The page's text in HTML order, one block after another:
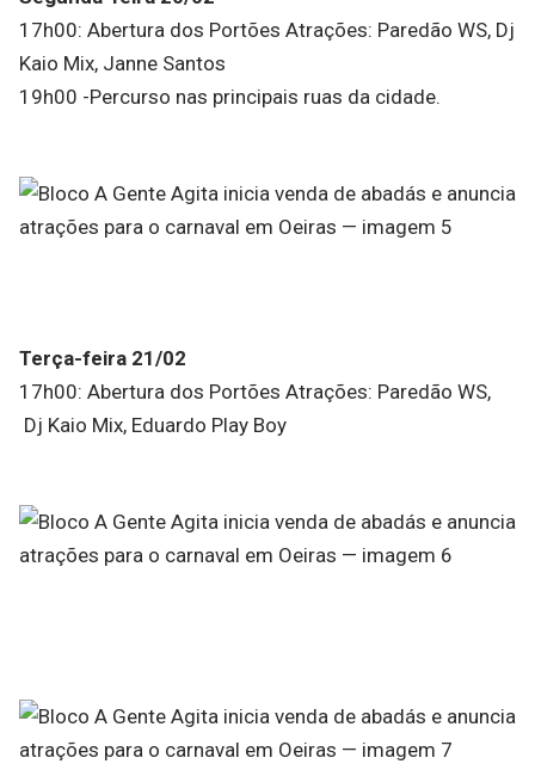
17h00: Abertura dos Portões Atrações: Paredão WS, Dj
Kaio Mix, Janne Santos
19h00 -Percurso nas principais ruas da cidade.
Terça-feira 21/02
17h00: Abertura dos Portões Atrações: Paredão WS,
Dj Kaio Mix, Eduardo Play Boy